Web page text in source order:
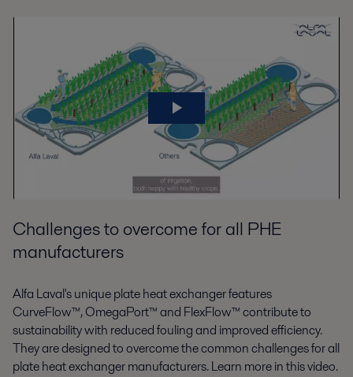
Challenges to overcome for all PHE
manufacturers
Alfa Laval's unique plate heat exchanger features
CurveFlow™, OmegaPort™ and FlexFlow™ contribute to
sustainability with reduced fouling and improved efficiency.
They are designed to overcome the common challenges for all
plate heat exchanger manufacturers. Learn more in this video.